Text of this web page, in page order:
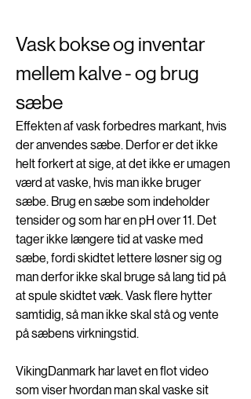
Vask bokse og inventar
mellem kalve - og brug
sæbe
Effekten af vask forbedres markant, hvis
der anvendes sæbe. Derfor er det ikke
helt forkert at sige, at det ikke er umagen
værd at vaske, hvis man ikke bruger
sæbe. Brug en sæbe som indeholder
tensider og som har en pH over 11. Det
tager ikke længere tid at vaske med
sæbe, fordi skidtet lettere løsner sig og
man derfor ikke skal bruge så lang tid på
at spule skidtet væk. Vask flere hytter
samtidig, så man ikke skal stå og vente
på sæbens virkningstid.
VikingDanmark har lavet en flot video
som viser hvordan man skal vaske sit